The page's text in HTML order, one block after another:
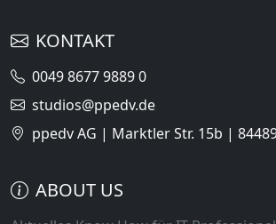
KONTAKT
0049 8677 9889 0
studios@ppedv.de
ppedv AG | Marktler Str. 15b |
ABOUT US